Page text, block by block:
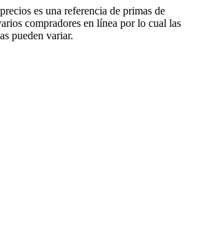
es una referencia de primas de
compradores en línea por lo cual las
pueden variar.